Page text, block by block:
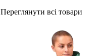
Переглянути всі товари